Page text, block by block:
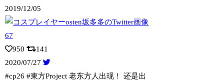
2019/12/05
950
141
2020/07/27
#cp26 #東方Project 老东方人出现！ 还是出